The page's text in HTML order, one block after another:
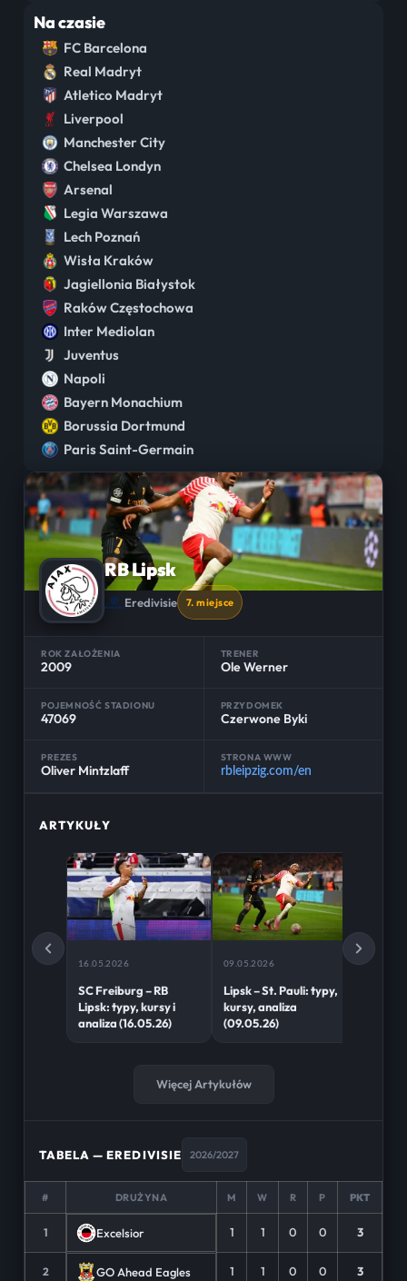
Na czasie
FC Barcelona
Real Madryt
Atletico Madryt
Liverpool
Manchester City
Chelsea Londyn
Arsenal
Legia Warszawa
Lech Poznań
Wisła Kraków
Jagiellonia Białystok
Raków Częstochowa
Inter Mediolan
Juventus
Napoli
Bayern Monachium
Borussia Dortmund
Paris Saint-Germain
RB Lipsk
Eredivisie 7. miejsce
ROK ZAŁOŻENIA
2009
TRENER
Ole Werner
POJEMNOŚĆ STADIONU
47069
PRZYDOMEK
Czerwone Byki
PREZES
Oliver Mintzlaff
STRONA WWW
rbleipzig.com/en
ARTYKUŁY
16.05.2026
SC Freiburg – RB
Lipsk: typy, kursy i
analiza (16.05.26)
09.05.2026
Lipsk – St. Pauli: typy,
kursy, analiza
(09.05.26)
Więcej Artykułów
TABELA — EREDIVISIE 2026/2027
# DRUŻYNA M W R P PKT
1 Excelsior 1 1 0 0 3
2 GO Ahead Eagles 1 1 0 0 3